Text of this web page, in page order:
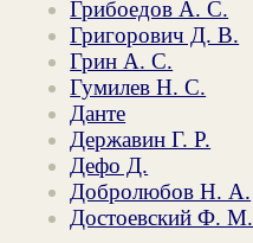
Грибоедов А. С.
Григорович Д. В.
Грин А. С.
Гумилев Н. С.
Данте
Державин Г. Р.
Дефо Д.
Добролюбов Н. А.
Достоевский Ф. М.